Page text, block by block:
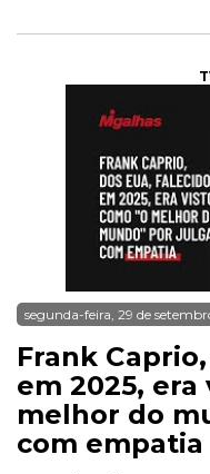
segunda-feira, 29 de
Frank
em 2025,
melhor do
com empatia